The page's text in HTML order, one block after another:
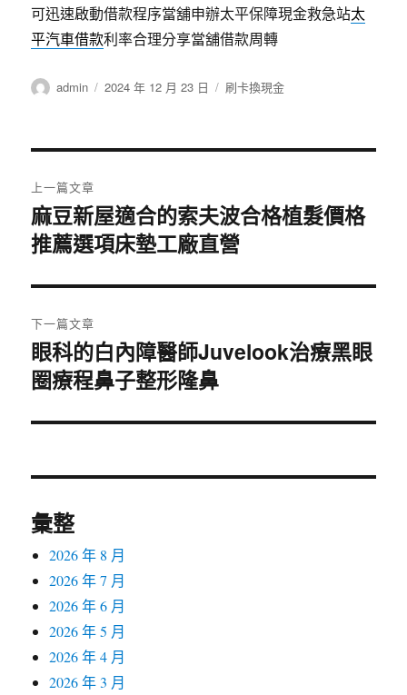
可迅速啟動借款程序當舖申辦太平保障現金救急站太
平汽車借款利率合理分享當舖借款周轉
作
admin
發
2024 年 12 月 23 日
分
刷卡換現金
章
導
覽
上一篇文章
上
一
文
章:
麻豆新屋適合的索夫波合格植髮價格
推薦選項床墊工廠直營
下一篇文章
下
一
文
眼科的白內障醫師Juvelook治療黑眼
圈療程鼻子整形隆鼻
彙整
2026 年 8 月
2026 年 7 月
2026 年 6 月
2026 年 5 月
2026 年 4 月
2026 年 3 月